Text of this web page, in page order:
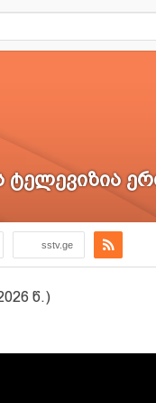
ტელევიზია
sstv.ge
წ.)